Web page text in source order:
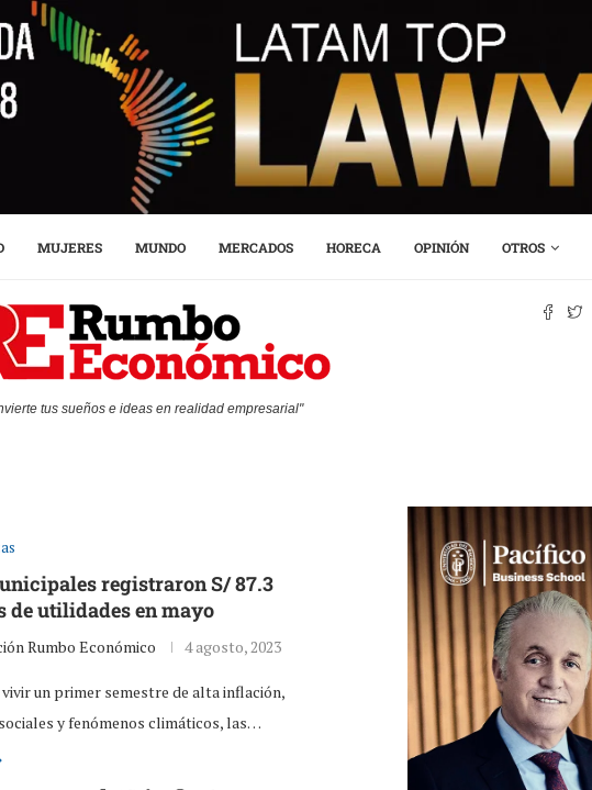
MUJERES MUNDO MERCADOS HORECA OPINIÓN OTROS
tus sueños e ideas en realidad empresarial"
registraron S/ 87.3
de utilidades en mayo
Rumbo Económico 4 agosto, 2023
un primer semestre de alta inflación,
y fenómenos climáticos, las…